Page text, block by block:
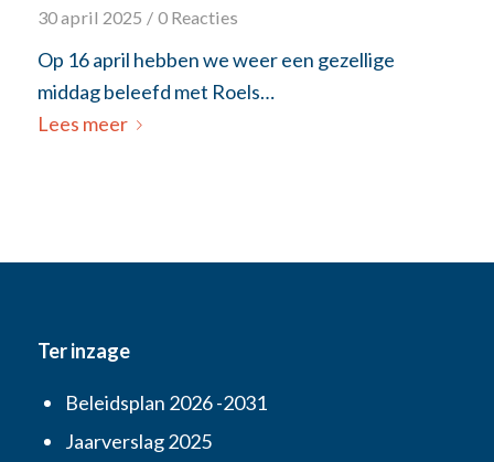
30 april 2025 / 0 Reacties
Op 16 april hebben we weer een gezellige
middag beleefd met Roels…
Lees meer
Ter inzage
Beleidsplan 2026 -2031
Jaarverslag 2025